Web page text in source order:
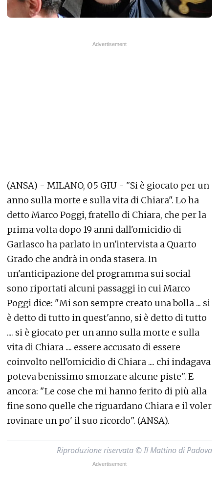
(ANSA) - MILANO, 05 GIU - "Si è giocato per un
anno sulla morte e sulla vita di Chiara". Lo ha
detto Marco Poggi, fratello di Chiara, che per la
prima volta dopo 19 anni dall'omicidio di
Garlasco ha parlato in un'intervista a Quarto
Grado che andrà in onda stasera. In
un'anticipazione del programma sui social
sono riportati alcuni passaggi in cui Marco
Poggi dice: "Mi son sempre creato una bolla ... si
è detto di tutto in quest'anno, si è detto di tutto
.... si è giocato per un anno sulla morte e sulla
vita di Chiara .... essere accusato di essere
coinvolto nell'omicidio di Chiara .... chi indagava
poteva benissimo smorzare alcune piste". E
ancora: "Le cose che mi hanno ferito di più alla
fine sono quelle che riguardano Chiara e il voler
rovinare un po' il suo ricordo". (ANSA).
Riproduzione riservata © Il Mattino di Padova